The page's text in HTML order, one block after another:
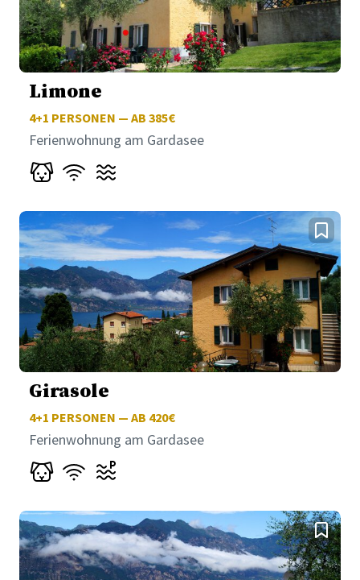
Limone
4+1 PERSONEN — AB 385€
Ferienwohnung am Gardasee
Girasole
4+1 PERSONEN — AB 420€
Ferienwohnung am Gardasee